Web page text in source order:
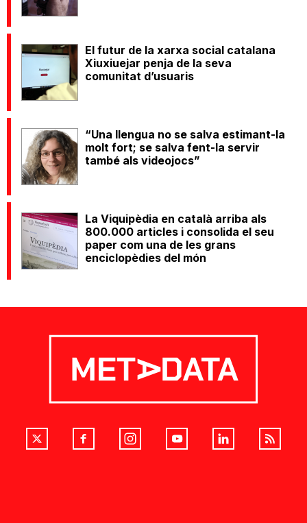
El futur de la xarxa social catalana
Xiuxiuejar penja de la seva
comunitat d’usuaris
“Una llengua no se salva estimant-la
molt fort; se salva fent-la servir
també als videojocs”
La Viquipèdia en català arriba als
800.000 articles i consolida el seu
paper com una de les grans
enciclopèdies del món